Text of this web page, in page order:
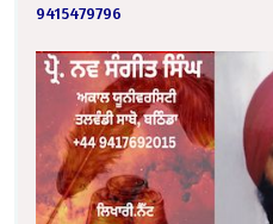
9415479796